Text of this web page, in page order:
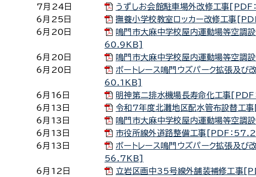
7月24日
うずしお会館駐車場外改修工事
6月25日
撫養小学校教室ロッカー改修工事
6月20日
鳴門市大麻中学校屋内運動場等空調
60.9KB]
6月20日 鳴門市大麻中学校屋内運動場等空調
6月20日
ボートレース鳴門ウズパーク拡張及び
60.1KB]
6月16日 明神第二排水機場長寿命化工事
6月13日
令和7年度北灘地区配水管布設替工
6月13日
鳴門市大麻中学校屋内運動場等空調
6月13日
市役所線外道路整備工事[PDF：
6月13日
ボートレース鳴門ウズパーク拡張及び
56.7KB]
6月12日 立岩区画中35号線外舗装補修工事